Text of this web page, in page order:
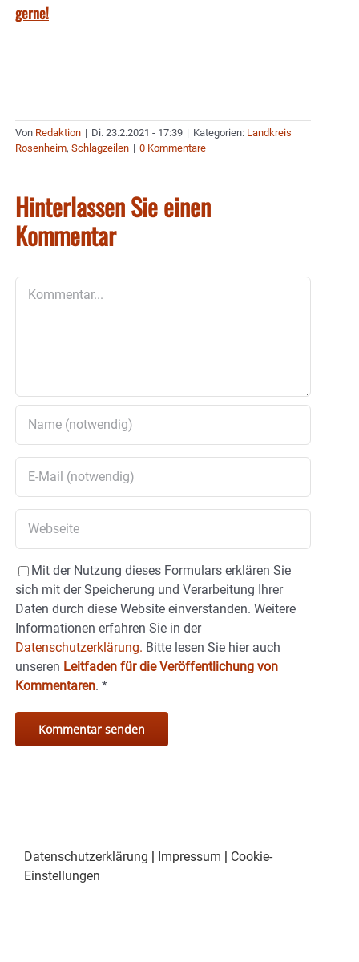
gerne!
Von Redaktion | Di. 23.2.2021 - 17:39 | Kategorien: Landkreis
Rosenheim, Schlagzeilen | 0 Kommentare
Hinterlassen Sie einen
Kommentar
Mit der Nutzung dieses Formulars erklären Sie
sich mit der Speicherung und Verarbeitung Ihrer
Daten durch diese Website einverstanden. Weitere
Informationen erfahren Sie in der
Datenschutzerklärung. Bitte lesen Sie hier auch
unseren Leitfaden für die Veröffentlichung von
Kommentaren. *
Datenschutzerklärung | Impressum | Cookie-
Einstellungen